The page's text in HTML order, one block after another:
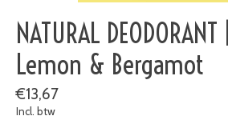
NATURAL
Lemon & Bergamot
€13,67
Incl. btw